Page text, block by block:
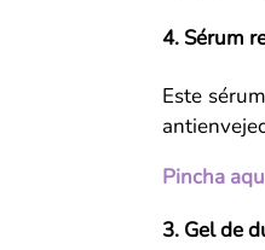
4. Sérum
Este
Pincha
3. Gel de